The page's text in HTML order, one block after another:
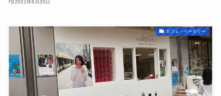
2021年6月20日
カフェ・ベーカリー